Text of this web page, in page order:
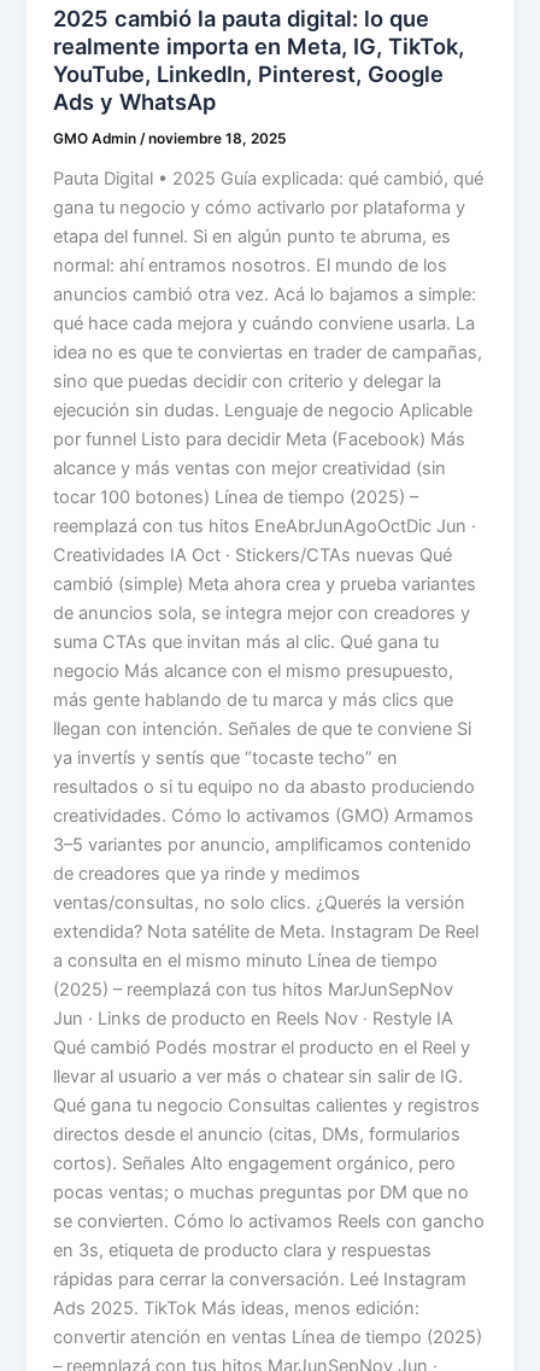
2025 cambió la pauta digital: lo que
realmente importa en Meta, IG, TikTok,
YouTube, LinkedIn, Pinterest, Google
Ads y WhatsAp
GMO Admin /noviembre 18, 2025
Pauta Digital • 2025 Guía explicada: qué cambió, qué
gana tu negocio y cómo activarlo por plataforma y
etapa del funnel. Si en algún punto te abruma, es
normal: ahí entramos nosotros. El mundo de los
anuncios cambió otra vez. Acá lo bajamos a simple:
qué hace cada mejora y cuándo conviene usarla. La
idea no es que te conviertas en trader de campañas,
sino que puedas decidir con criterio y delegar la
ejecución sin dudas. Lenguaje de negocio Aplicable
por funnel Listo para decidir Meta (Facebook) Más
alcance y más ventas con mejor creatividad (sin
tocar 100 botones) Línea de tiempo (2025) –
reemplazá con tus hitos EneAbrJunAgoOctDic Jun ·
Creatividades IA Oct · Stickers/CTAs nuevas Qué
cambió (simple) Meta ahora crea y prueba variantes
de anuncios sola, se integra mejor con creadores y
suma CTAs que invitan más al clic. Qué gana tu
negocio Más alcance con el mismo presupuesto,
más gente hablando de tu marca y más clics que
llegan con intención. Señales de que te conviene Si
ya invertís y sentís que “tocaste techo” en
resultados o si tu equipo no da abasto produciendo
creatividades. Cómo lo activamos (GMO) Armamos
3–5 variantes por anuncio, amplificamos contenido
de creadores que ya rinde y medimos
ventas/consultas, no solo clics. ¿Querés la versión
extendida? Nota satélite de Meta. Instagram De Reel
a consulta en el mismo minuto Línea de tiempo
(2025) – reemplazá con tus hitos MarJunSepNov
Jun · Links de producto en Reels Nov · Restyle IA
Qué cambió Podés mostrar el producto en el Reel y
llevar al usuario a ver más o chatear sin salir de IG.
Qué gana tu negocio Consultas calientes y registros
directos desde el anuncio (citas, DMs, formularios
cortos). Señales Alto engagement orgánico, pero
pocas ventas; o muchas preguntas por DM que no
se convierten. Cómo lo activamos Reels con gancho
en 3s, etiqueta de producto clara y respuestas
rápidas para cerrar la conversación. Leé Instagram
Ads 2025. TikTok Más ideas, menos edición:
convertir atención en ventas Línea de tiempo (2025)
– reemplazá con tus hitos MarJunSepNov Jun ·